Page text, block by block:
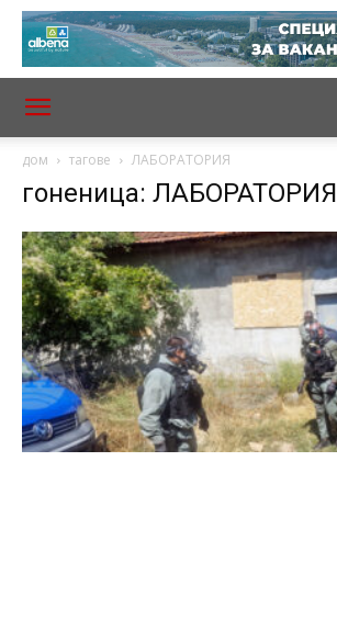
дом тагове ЛАБОРАТОРИЯ
гоненица: ЛАБОРАТОРИЯ